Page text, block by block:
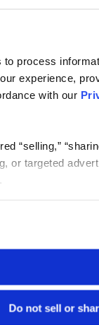
process
experience,
with our
“selling,”
or targeted
Do not sell or